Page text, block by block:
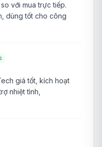
với mua trực tiếp.
dùng tốt cho công
giá tốt, kích hoạt
nhiệt tình,